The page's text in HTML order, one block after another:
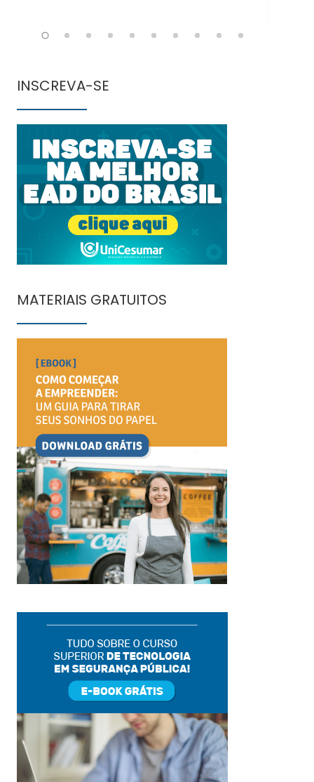
INSCREVA-SE
MATERIAIS GRATUITOS